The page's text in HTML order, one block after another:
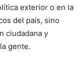
exterior o en la
del país, sino
ciudadana y
gente.